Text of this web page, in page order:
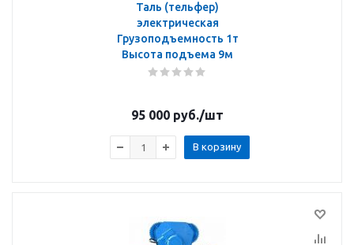
Таль (тельфер)
электрическая
Грузоподъемность 1т
Высота подъема 9м
95 000 руб./шт
В корзину